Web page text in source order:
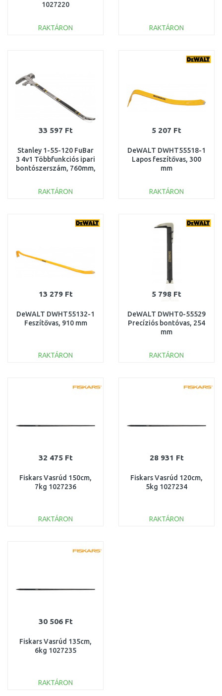
1027220
RAKTÁRON
RAKTÁRON
Összehasonlítás
33 597 Ft
Stanley 1-55-120 FuBar
3 4v1 Többfunkciós ipari
bontószerszám, 760mm,
RAKTÁRON
Összehasonlítás
5 207 Ft
DeWALT DWHT55518-1
Lapos feszítővas, 300
mm
RAKTÁRON
Összehasonlítás
13 279 Ft
DeWALT DWHT55132-1
Feszítővas, 910 mm
RAKTÁRON
Összehasonlítás
5 798 Ft
DeWALT DWHT0-55529
Precíziós bontóvas, 254
mm
RAKTÁRON
Összehasonlítás
32 475 Ft
Fiskars Vasrúd 150cm,
7kg 1027236
RAKTÁRON
Összehasonlítás
28 931 Ft
Fiskars Vasrúd 120cm,
5kg 1027234
RAKTÁRON
30 506 Ft
Fiskars Vasrúd 135cm,
6kg 1027235
RAKTÁRON